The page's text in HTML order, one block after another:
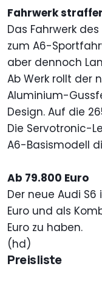
Fahrwerk
Das Fahrwerk
zum A6-
aber dennoch
Ab Werk rollt der
Aluminium-
Design. Auf die
Die Servotronic-
A6-Basismodell
Ab 79.800 Euro
Der neue Audi
Euro und als
Euro zu haben.
(hd)
Preisliste